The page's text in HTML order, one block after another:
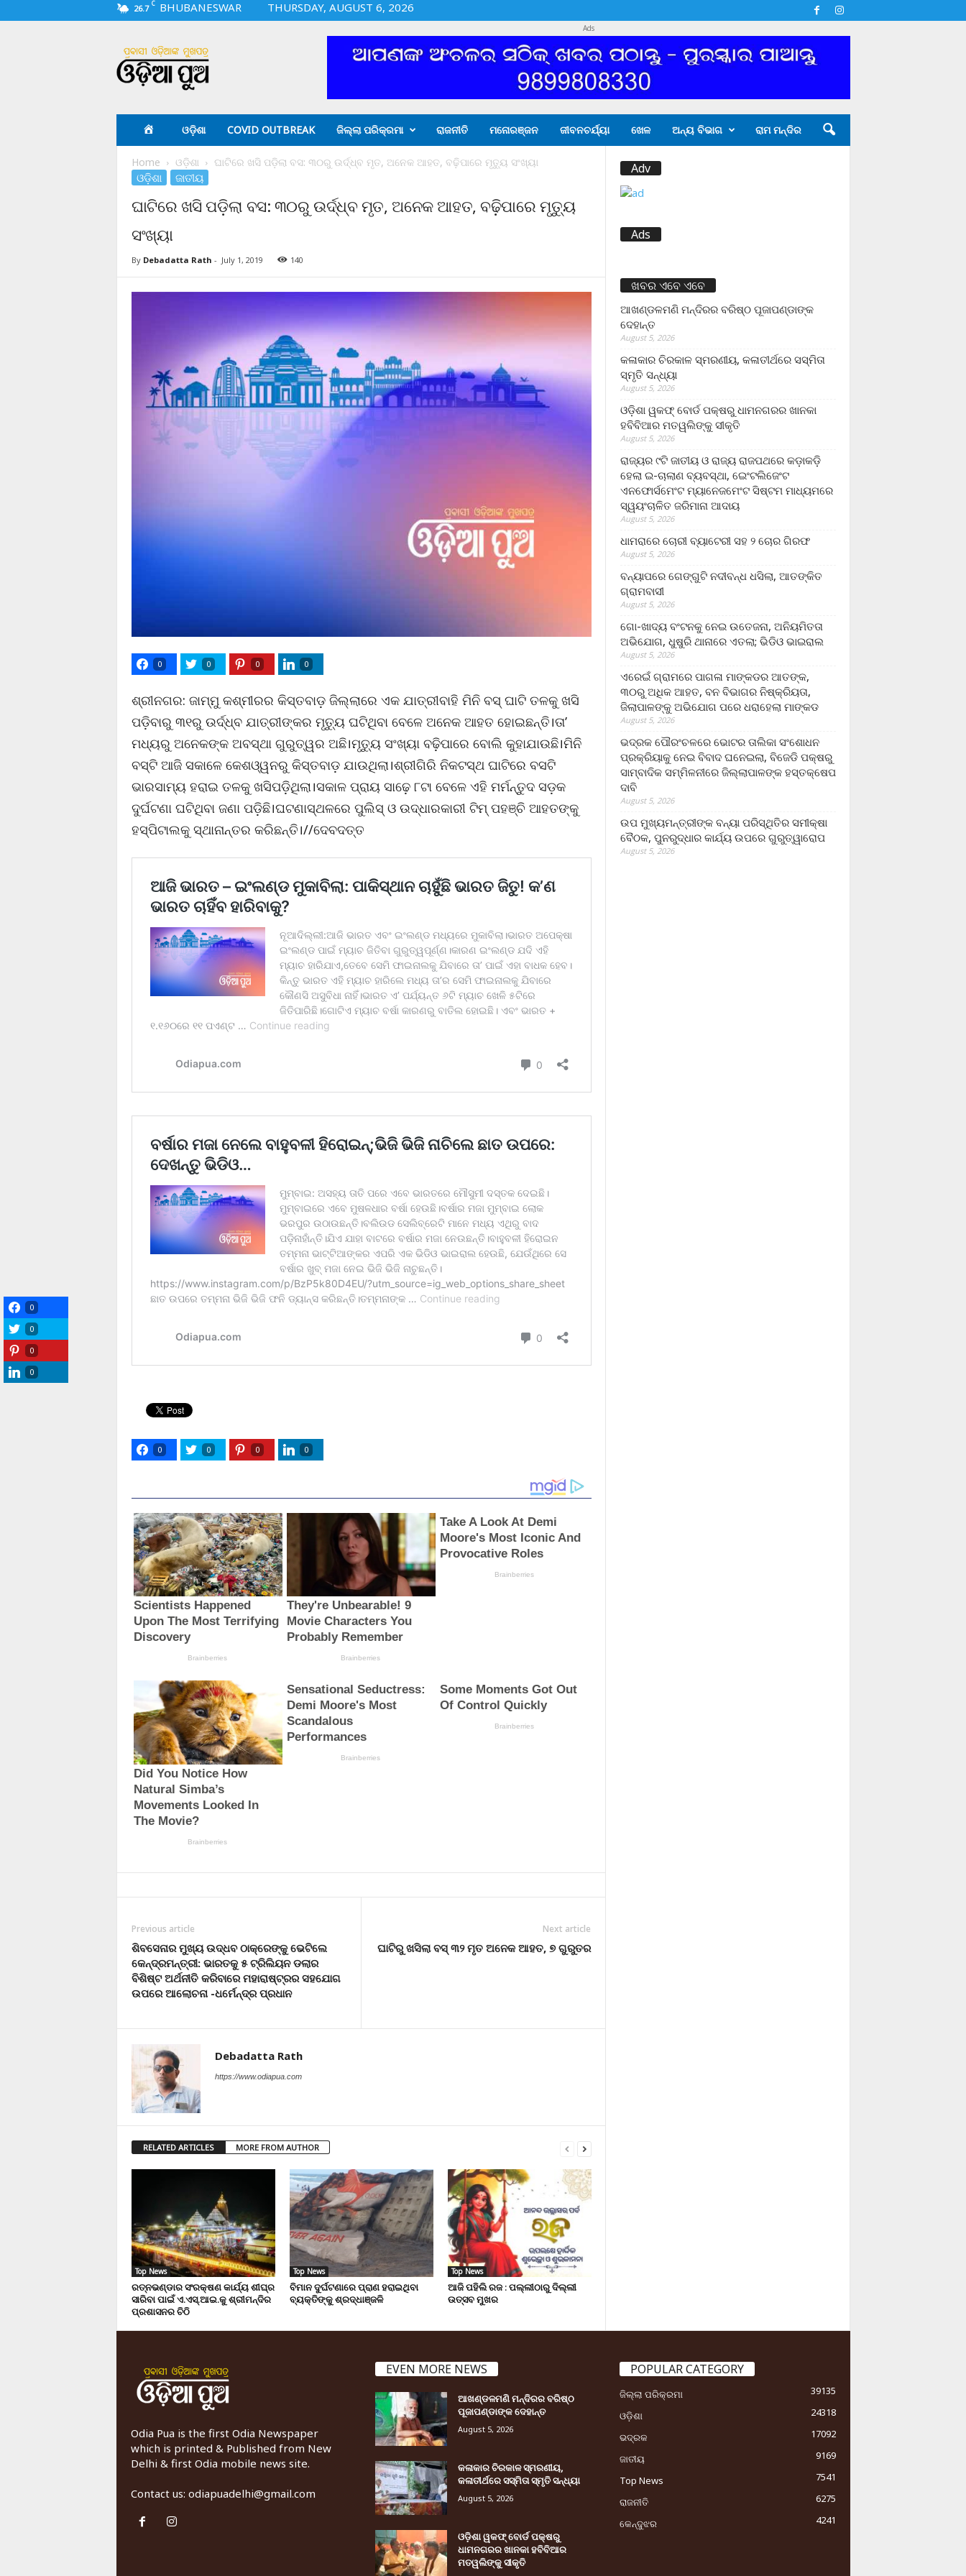
26.7 C BHUBANESWAR
THURSDAY, AUGUST 6, 2026
i
a
Ads
ଓଡ଼ିଶା COVID OUTBREAK ଜିଲ୍ଲା ପରିକ୍ରମା ରାଜନୀତି ମନୋରଞ୍ଜନ ଜୀବନଚର୍ଯ୍ୟା ଖେଳ ଅନ୍ୟ ବିଭାଗ ରାମ ମନ୍ଦିର
Home ଓଡ଼ିଶା ଘାଟିରେ ଖସି ପଡ଼ିଲା ବସ: ୩୦ରୁ ଉର୍ଦ୍ଧ୍ବ ମୃତ, ଅନେକ ଆହତ, ବଢ଼ିପାରେ ମୃତ୍ୟୁ ସଂଖ୍ୟା
ଓଡ଼ିଶା ଜାତୀୟ
ଘାଟିରେ ଖସି ପଡ଼ିଲା ବସ: ୩୦ରୁ ଉର୍ଦ୍ଧ୍ବ ମୃତ, ଅନେକ ଆହତ, ବଢ଼ିପାରେ ମୃତ୍ୟୁ
ସଂଖ୍ୟା
By Debadatta Rath - July 1, 2019 140
0 0 0 0
ଶ୍ରୀନଗର: ଜାମ୍ମୁ କଶ୍ମୀରର କିସ୍ତବାଡ଼ ଜିଲ୍ଲାରେ ଏକ ଯାତ୍ରୀବାହି ମିନି ବସ୍‌ ଘାଟି ତଳକୁ ଖସି
ପଡ଼ିବାରୁ ୩୧ରୁ ଉର୍ଦ୍ଧ୍ବ ଯାତ୍ରୀଙ୍କର ମୃତ୍ୟୁ ଘଟିଥିବା ବେଳେ ଅନେକ ଆହତ ହୋଇଛନ୍ତି।ତା’
ମଧ୍ୟରୁ ଅନେକଙ୍କ ଅବସ୍ଥା ଗୁରୁତ୍ୱର ଅଛି।ମୃତ୍ୟୁ ସଂଖ୍ୟା ବଢ଼ିପାରେ ବୋଲି କୁହାଯାଉଛି।ମିନି
ବସ୍‌ଟି ଆଜି ସକାଳେ କେଶଓ୍ୱନରୁ କିସ୍ତବାଡ଼ ଯାଉଥିଲା।ଶ୍ରୀଗିରି ନିକଟସ୍ଥ ଘାଟିରେ ବସଟି
ଭାରସାମ୍ୟ ହରାଇ ତଳକୁ ଖସିପଡ଼ିଥିଲା।ସକାଳ ପ୍ରାୟ ସାଢ଼େ ୮ଟା ବେଳେ ଏହି ମର୍ମନ୍ତୁଦ ସଡ଼କ
ଦୁର୍ଘଟଣା ଘଟିଥିବା ଜଣା ପଡ଼ିଛି।ଘଟଣାସ୍ଥଳରେ ପୁଲିସ୍‌ ଓ ଉଦ୍ଧାରକାରୀ ଟିମ୍ ପହଞ୍ଚି ଆହତଙ୍କୁ
ହସ୍ପିଟାଲକୁ ସ୍ଥାନାନ୍ତର କରିଛନ୍ତି।//ଦେବଦତ୍ତ
0 0 0 0
Previous article
ଶିବସେନାର ମୁଖ୍ୟ ଉଦ୍ଧବ ଠାକ୍ରେଙ୍କୁ ଭେଟିଲେ
କେନ୍ଦ୍ରମନ୍ତ୍ରୀ: ଭାରତକୁ ୫ ଟ୍ରିଲିୟନ ଡଲାର
ବିଶିଷ୍ଟ ଅର୍ଥନୀତି କରିବାରେ ମହାରାଷ୍ଟ୍ରର ସହଯୋଗ
ଉପରେ ଆଲୋଚନା -ଧର୍ମେନ୍ଦ୍ର ପ୍ରଧାନ
Next article
ଘାଟିରୁ ଖସିଲା ବସ୍ ୩୨ ମୃତ ଅନେକ ଆହତ, ୭ ଗୁରୁତର
Debadatta Rath
https://www.odiapua.com
RELATED ARTICLES MORE FROM AUTHOR
Top News
ରତ୍ନଭଣ୍ଡାର ସଂରକ୍ଷଣ କାର୍ଯ୍ୟ ଶୀଘ୍ର
ସାରିବା ପାଇଁ ଏ.ଏସ୍.ଆଇ.କୁ ଶ୍ରୀମନ୍ଦିର
ପ୍ରଶାସନର ଚିଠି
Top News
ବିମାନ ଦୁର୍ଘଟଣାରେ ପ୍ରାଣ ହରାଇଥିବା
ବ୍ୟକ୍ତିଙ୍କୁ ଶ୍ରଦ୍ଧାଞ୍ଜଳି
Top News
ଆଜି ପହିଲି ରଜ : ପଲ୍ଲୀଠାରୁ ଦିଲ୍ଲୀ
ଉତ୍ସବ ମୁଖର
Adv
Ads
ଖବର ଏବେ ଏବେ
ଆଖଣ୍ଡଳମଣି ମନ୍ଦିରର ବରିଷ୍ଠ ପୂଜାପଣ୍ଡାଙ୍କ
ଦେହାନ୍ତ
August 5, 2026
କଳାକାର ଚିରକାଳ ସ୍ମରଣୀୟ, କଳାତୀର୍ଥରେ ସସ୍ମିତା
ସ୍ମୃତି ସନ୍ଧ୍ୟା
August 5, 2026
ଓଡ଼ିଶା ୱକଫ୍ ବୋର୍ଡ ପକ୍ଷରୁ ଧାମନଗରର ଖାନକା
ହବିବିଆର ମତୱଲିଙ୍କୁ ସୀକୃତି
August 5, 2026
ରାଜ୍ୟର ୯ଟି ଜାତୀୟ ଓ ରାଜ୍ୟ ରାଜପଥରେ କଡ଼ାକଡ଼ି
ହେଲା ଇ-ଚାଲାଣ ବ୍ୟବସ୍ଥା, ଇେଂଟଲିଜେଂଟ
ଏନଫୋର୍ସମେଂଟ ମ୍ୟାନେଜମେଂଟ ସିଷ୍ଟମ ମାଧ୍ୟମରେ
ସ୍ୱୟଂଚାଳିତ ଜରିମାନା ଆଦାୟ
August 5, 2026
ଧାମରାରେ ଚୋରୀ ବ୍ୟାଟେରୀ ସହ ୨ ଚୋର ଗିରଫ
August 5, 2026
ବନ୍ୟାପରେ ଗେଙ୍ଗୁଟି ନଦୀବନ୍ଧ ଧସିଲା, ଆତଙ୍କିତ
ଗ୍ରାମବାସୀ
August 5, 2026
ଗୋ-ଖାଦ୍ୟ ବଂଟନକୁ ନେଇ ଉତେଜନା, ଅନିୟମିତତା
ଅଭିଯୋଗ, ଧୁଷୁରି ଥାନାରେ ଏତଲା; ଭିଡିଓ ଭାଇରାଲ
August 5, 2026
ଏରେଇଁ ଗ୍ରାମରେ ପାଗଳା ମାଙ୍କଡର ଆତଙ୍କ,
୩୦ରୁ ଅଧିକ ଆହତ, ବନ ବିଭାଗର ନିଷ୍କ୍ରିୟତା,
ଜିଲାପାଳଙ୍କୁ ଅଭିଯୋଗ ପରେ ଧରାହେଲା ମାଙ୍କଡ
August 5, 2026
ଭଦ୍ରକ ପୌରଂଚଳରେ ଭୋଟର ତାଲିକା ସଂଶୋଧନ
ପ୍ରକ୍ରିୟାକୁ ନେଇ ବିବାଦ ଘନେଇଲା, ବିଜେଡି ପକ୍ଷରୁ
ସାମ୍ବାଦିକ ସମ୍ମିଳନୀରେ ଜିଲ୍ଲାପାଳଙ୍କ ହସ୍ତକ୍ଷେପ
ଦାବି
August 5, 2026
ଉପ ମୁଖ୍ୟମନ୍ତ୍ରୀଙ୍କ ବନ୍ୟା ପରିସ୍ଥିତିର ସମୀକ୍ଷା
ବୈଠକ, ପୁନରୁଦ୍ଧାର କାର୍ଯ୍ୟ ଉପରେ ଗୁରୁତ୍ୱାରୋପ
August 5, 2026
Odia Pua is the first Odia Newspaper
which is printed & Published from New
Delhi & first Odia mobile news site.
Contact us: odiapuadelhi@gmail.com
EVEN MORE NEWS
ଆଖଣ୍ଡଳମଣି ମନ୍ଦିରର ବରିଷ୍ଠ
ପୂଜାପଣ୍ଡାଙ୍କ ଦେହାନ୍ତ
August 5, 2026
କଳାକାର ଚିରକାଳ ସ୍ମରଣୀୟ,
କଳାତୀର୍ଥରେ ସସ୍ମିତା ସ୍ମୃତି ସନ୍ଧ୍ୟା
August 5, 2026
ଓଡ଼ିଶା ୱକଫ୍ ବୋର୍ଡ ପକ୍ଷରୁ
ଧାମନଗରର ଖାନକା ହବିବିଆର
ମତୱଲିଙ୍କୁ ସୀକୃତି
POPULAR CATEGORY
ଜିଲ୍ଲା ପରିକ୍ରମା
39135
ଓଡ଼ିଶା
24318
ଭଦ୍ରକ
17092
ଜାତୀୟ
9169
Top News
7541
ରାଜନୀତି
6275
କେନ୍ଦୁଝର
4241
0
0
0
0